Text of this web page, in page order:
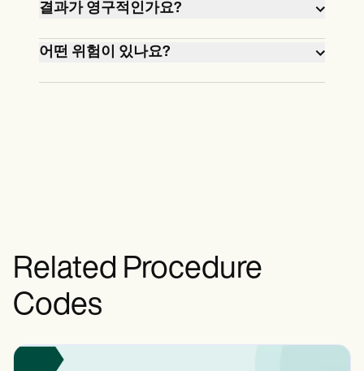
자는 수술 중에 약간의 압박감을 느낄 수
대부분의 사람들은 하루 안에 시력이 좋
수 있습니다.
결과가 영구적인가요?
예, 하지만 노화 또는 기타 요인으로 인해
어떤 위험이 있나요?
Related Procedure
Codes